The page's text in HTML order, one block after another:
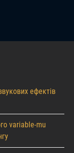
ефектів
variable-mu